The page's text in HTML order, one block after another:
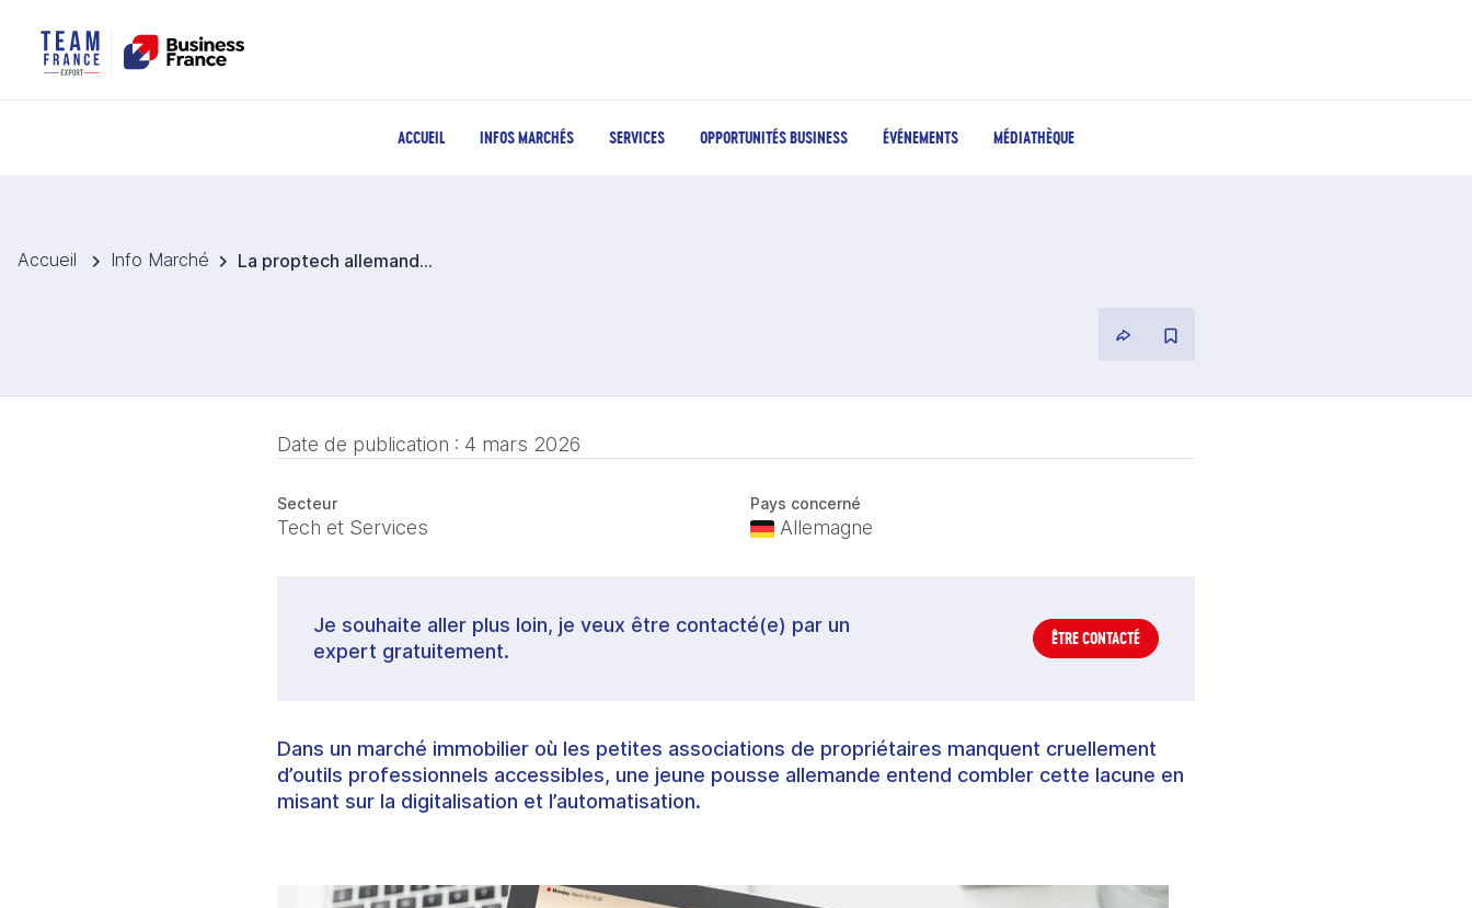
ACCUEIL INFOS MARCHÉS SERVICES OPPORTUNITÉS BUSINESS ÉVÉNEMENTS MÉDIATHÈQUE
Accueil Info Marché La proptech allemande Dotega lève des fonds pour moderniser la gestion des petites associations de propriétaires
Date de publication : 4 mars 2026
Secteur
Tech et Services
Pays concerné
Allemagne
Je souhaite aller plus loin, je veux être contacté(e) par un
expert gratuitement.
ÊTRE CONTACTÉ
Dans un marché immobilier où les petites associations de propriétaires manquent cruellement
d’outils professionnels accessibles, une jeune pousse allemande entend combler cette lacune en
misant sur la digitalisation et l’automatisation.